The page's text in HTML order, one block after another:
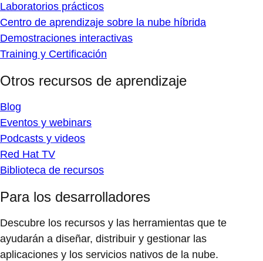
Laboratorios prácticos
Centro de aprendizaje sobre la nube híbrida
Demostraciones interactivas
Training y Certificación
Otros recursos de aprendizaje
Blog
Eventos y webinars
Podcasts y videos
Red Hat TV
Biblioteca de recursos
Para los desarrolladores
Descubre los recursos y las herramientas que te
ayudarán a diseñar, distribuir y gestionar las
aplicaciones y los servicios nativos de la nube.